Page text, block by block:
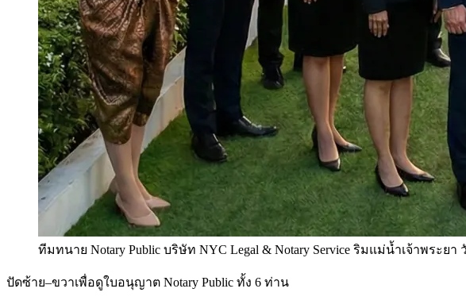
ทีมทนาย Notary Public บริษัท NYC Legal & Notary Service ริมแม่น้ำเจ้าพระย
ปัดซ้าย–ขวาเพื่อดูใบอนุญาต Notary Public ทั้ง 6 ท่าน